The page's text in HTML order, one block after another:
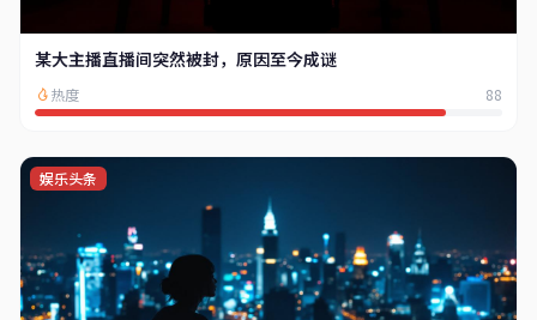
某大主播直播间突然被封，原因至今成谜
热度 88
娱乐头条